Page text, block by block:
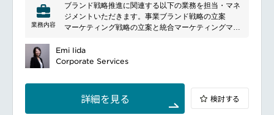
業務内容
ブランド戦略推進に関連する以下の業務を担当・マネ
ジメントいただきます。事業ブランド戦略の立案
マーケティング戦略の立案と統合マーケティングマネ
経営理念の策定と浸透
コーポレートブランド戦略の立案と浸透
Emi Iida
Corporate Services
詳細を見る 検討する